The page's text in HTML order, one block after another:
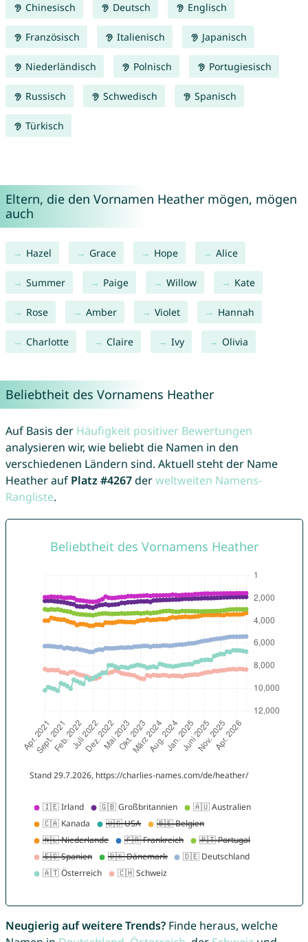
Chinesisch Deutsch Englisch
Französisch Italienisch Japanisch
Niederländisch Polnisch Portugiesisch
Russisch Schwedisch Spanisch
Türkisch
Eltern, die den Vornamen Heather mögen, mögen
auch
Hazel Grace Hope Alice
Summer Paige Willow Kate
Rose Amber Violet Hannah
Charlotte Claire Ivy Olivia
Beliebtheit des Vornamens Heather
Auf Basis der Häufigkeit positiver Bewertungen
analysieren wir, wie beliebt die Namen in den
verschiedenen Ländern sind. Aktuell steht der Name
Heather auf Platz #4267derweltweiten Namens-
Rangliste.
Neugierig auf weitere Trends?Finde heraus, welche